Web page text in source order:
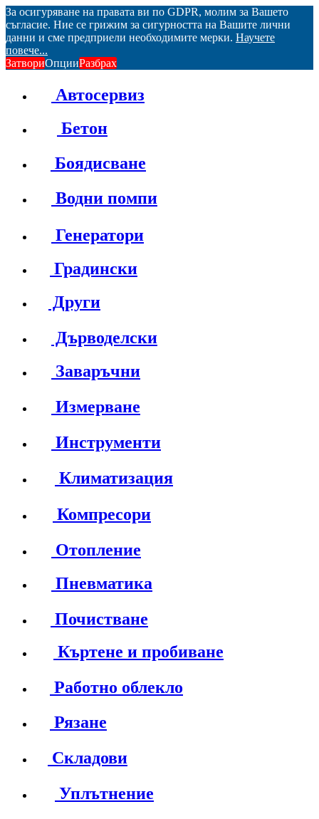
За осигуряване на правата ви по GDPR, молим за Вашето
съгласие. Ние се грижим за сигурността на Вашите лични
данни и сме предприели необходимите мерки. Научете
повече...
ЗатвориОпцииРазбрах
Автосервиз
Бетон
Боядисване
Водни помпи
Генератори
Градински
Други
Дърводелски
Заваръчни
Измерване
Инструменти
Климатизация
Компресори
Отопление
Пневматика
Почистване
Къртене и пробиване
Работно облекло
Рязане
Складови
Уплътнение